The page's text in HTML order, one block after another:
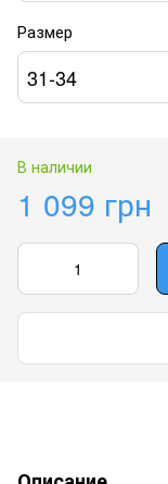
Размер
31-34
В наличии
1 099 грн